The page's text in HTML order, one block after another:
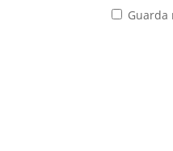
Guarda